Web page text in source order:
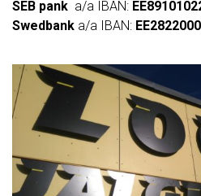
SEB pank a/a IBAN:
Swedbank a/a IBAN: